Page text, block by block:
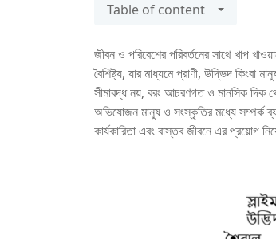
Table of content
জীবন ও পরিবেশের পরিবর্তনের সাথে খাপ
বৈশিষ্ট্য, যার মাধ্যমে প্রাণী, উদ্ভিদ কিংবা
সীমাবদ্ধ নয়, বরং আচরণগত ও মানসিক দিক
অভিযোজন মানুষ ও সংস্কৃতির মধ্যে সম্পর্ক
কার্যকারিতা এবং বাস্তব জীবনে এর প্রয়োগ